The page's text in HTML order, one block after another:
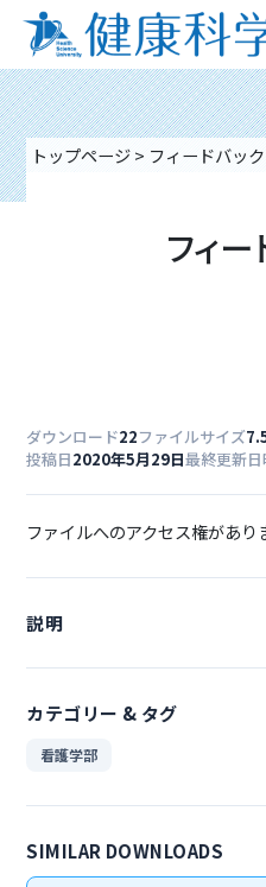
トップページ> フィードバック
フィー
ダウンロード22ファイルサイズ
投稿日2020年5月29日最終更新
ファイルへのアクセス権があり
説明
カテゴリー & タグ
看護学部
SIMILAR DOWNLOADS